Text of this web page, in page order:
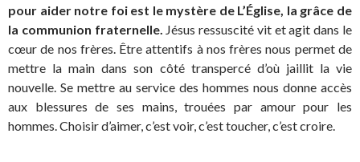
pour aider notre foi est le mystère de L’Église, la grâce de
la communion fraternelle. Jésus ressuscité vit et agit dans le
cœur de nos frères. Être attentifs à nos frères nous permet de
mettre la main dans son côté transpercé d’où jaillit la vie
nouvelle. Se mettre au service des hommes nous donne accès
aux blessures de ses mains, trouées par amour pour les
hommes. Choisir d’aimer, c’est voir, c’est toucher, c’est croire.